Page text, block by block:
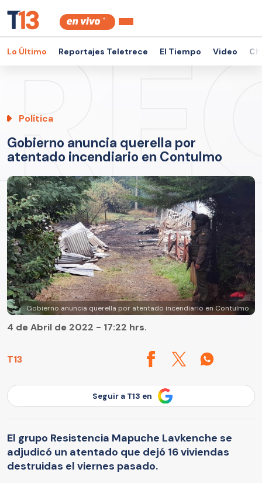
Lo Último Reportajes Teletrece El Tiempo Video
Política
Gobierno anuncia querella por
atentado incendiario en Contulmo
Gobierno anuncia querella por atentado incendiario en Contulmo
T13
4 de Abril de 2022 - 17:22 hrs.
Seguir a T13 en
El grupo Resistencia Mapuche Lavkenche se
adjudicó un atentado que dejó 16 viviendas
destruidas el viernes pasado.